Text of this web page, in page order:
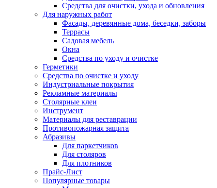
Средства для очистки, ухода и обновления
Для наружных работ
Фасады, деревянные дома, беседки, заборы
Террасы
Садовая мебель
Окна
Средства по уходу и очистке
Герметики
Средства по очистке и уходу
Индустриальные покрытия
Рекламные материалы
Столярные клеи
Инструмент
Материалы для реставрации
Противопожарная защита
Абразивы
Для паркетчиков
Для столяров
Для плотников
Прайс-Лист
Популярные товары